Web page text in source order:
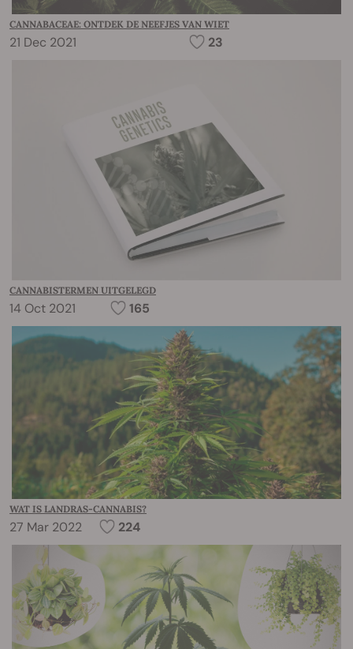
CANNABACEAE: ONTDEK DE NEEFJES VAN WIET
21 Dec 2021 23
CANNABISTERMEN UITGELEGD
14 Oct 2021 165
WAT IS LANDRAS-CANNABIS?
27 Mar 2022 224